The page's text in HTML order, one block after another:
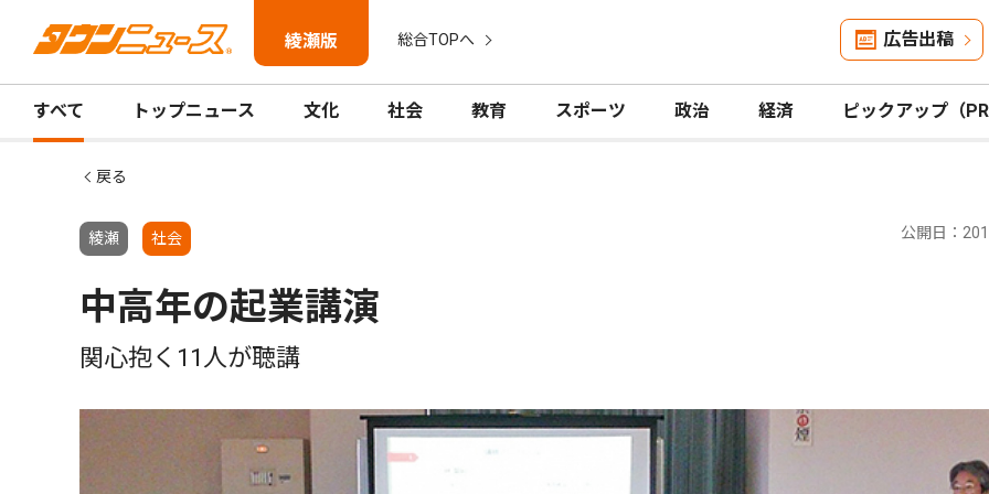
綾瀬版 総合TOPへ 広告出稿
すべて トップニュース 文化 社会 教育 スポーツ 政治 経済 ピックアップ（
戻る
綾瀬 社会 公開日：
中高年の起業講演
関心抱く11人が聴講